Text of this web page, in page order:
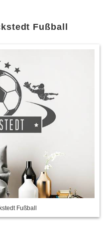
Fußball
Fußball